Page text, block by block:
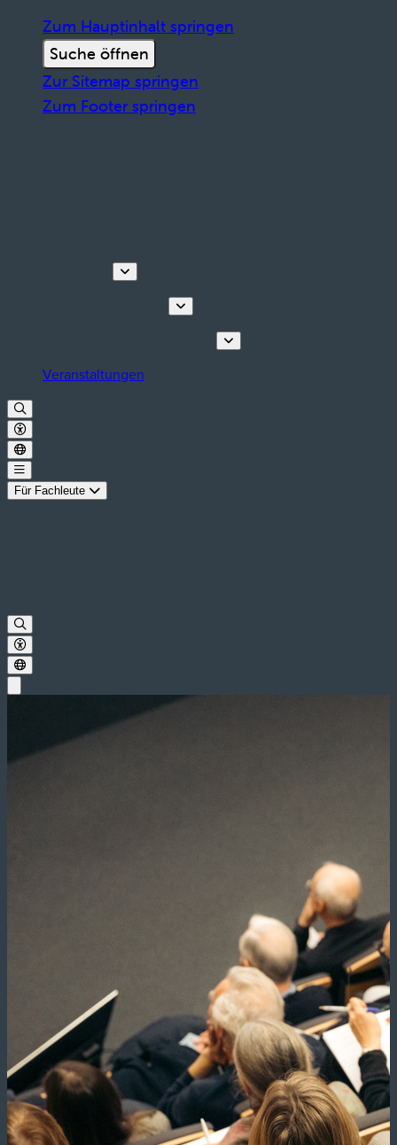
Zum Hauptinhalt springen
Suche öffnen
Zur Sitemap springen
Zum Footer springen
Veranstaltungen
Für Fachleute